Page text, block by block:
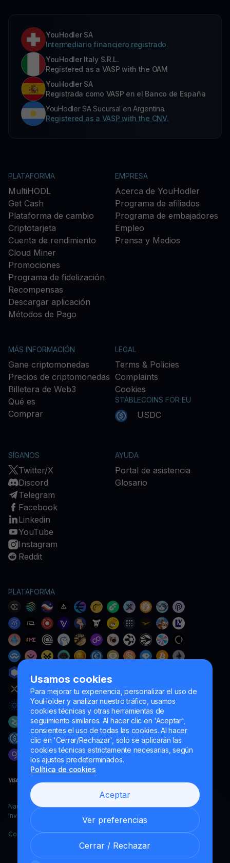
Usamos cookies
Para mejorar tu experiencia, personalizar el uso de
YouHolder y analizar nuestro tráfico, usamos
cookies técnicas y otras herramientas de
seguimiento similares. Al hacer clic en 'Aceptar',
consientes el uso de todas las cookies. Al hacer
clic en 'Cerrar/Rechazar', solo se aplicarán las
cookies técnicas estrictamente necesarias, según
los ajustes predeterminados.
Política de cookies
Aceptar
Ver preferencias
Cerrar / Rechazar
YouHodler SA
Intermediario financiero registrado
YouHodler Italy S.R.L.
Registered as a VASP with the OAM
YouHodler SA
Registrada como VASP en el Banco de España
YouHodler SA Sucursal en Argentina.
Registered as a VASP with the CNV.
PLATAFORMA
MultiHODL
Get Cash
Plataforma de cambio
Criptotarjeta
Cuenta de rendimiento
Cloud Miner
Promociones
Programa de fidelización
Recompensas
Descargar aplicación
Métodos de Pago
EMPRESA
Acerca de YouHodler
Programa de afiliados
Programa de embajadores
Empleo
Prensa y Medios
MÁS INFORMACIÓN
Gane criptomonedas
Precios de criptomonedas
Billetera de Web3
Qué es
Comprar
LEGAL
Terms & Policies
Complaints
Cookies
STABLECOINS FOR EU
USDC
SÍGANOS
Twitter/X
Discord
Telegram
Facebook
Linkedin
YouTube
Instagram
Reddit
AYUDA
Portal de asistencia
Glosario
PLATAFORMA
Naumard LTD. – únicamente para fines de desarrollo informático,
investigación y marketing
Copyright YouHodler, 2026.